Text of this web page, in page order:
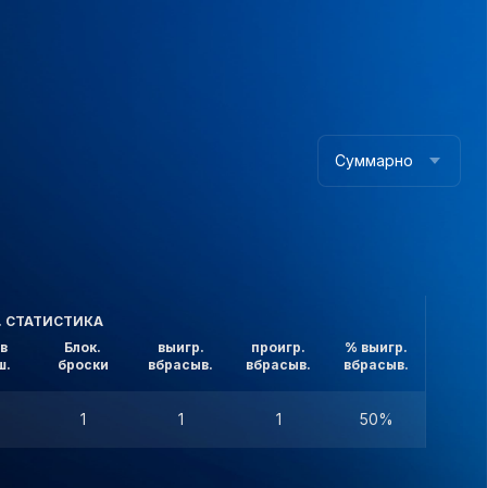
Суммарно
СТАТИСТИКА
Блок.
броски
выигр.
вбрасыв.
проигр.
вбрасыв.
% выигр.
вбрасыв.
1 1 1 50%